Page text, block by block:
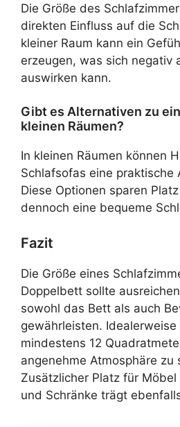
Die Größe des
direkten Einfluss auf die
kleiner Raum kann ein
erzeugen, was sich negativ
auswirken kann.
Gibt es Alternativen zu
kleinen Räumen?
In kleinen Räumen können
Schlafsofas eine praktische
Diese Optionen sparen
dennoch eine bequeme
Fazit
Die Größe eines
Doppelbett sollte
sowohl das Bett als auch
gewährleisten. Idealerweise
mindestens 12
angenehme Atmosphäre zu
Zusätzlicher Platz für
und Schränke trägt